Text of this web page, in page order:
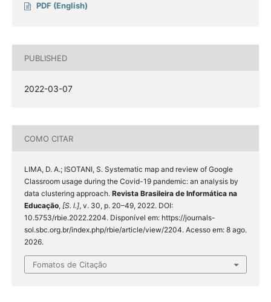
PDF (English)
PUBLISHED
2022-03-07
COMO CITAR
LIMA, D. A.; ISOTANI, S. Systematic map and review of Google
Classroom usage during the Covid-19 pandemic: an analysis by
data clustering approach. Revista Brasileira de Informática na
Educação, [S. l.], v. 30, p. 20–49, 2022. DOI:
10.5753/rbie.2022.2204. Disponível em: https://journals-
sol.sbc.org.br/index.php/rbie/article/view/2204. Acesso em: 8 ago.
2026.
Fomatos de Citação